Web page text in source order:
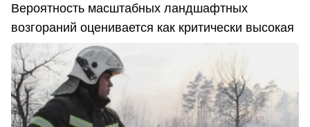
Вероятность масштабных ландшафтных
возгораний оценивается как критически высокая